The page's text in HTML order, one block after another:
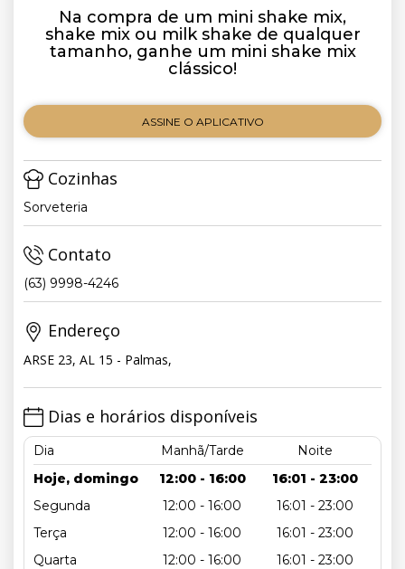
Na compra de um mini shake mix,
shake mix ou milk shake de qualquer
tamanho, ganhe um mini shake mix
clássico!
ASSINE O APLICATIVO
Cozinhas
Sorveteria
Contato
(63) 9998-4246
Endereço
ARSE 23, AL 15 - Palmas,
Dias e horários disponíveis
Dia Manhã/Tarde
Noite
Hoje, domingo
12:00 - 16:00
16:01 - 23:00
Segunda
12:00 - 16:00
16:01 - 23:00
Terça
12:00 - 16:00
16:01 - 23:00
Quarta
12:00 - 16:00
16:01 - 23:00